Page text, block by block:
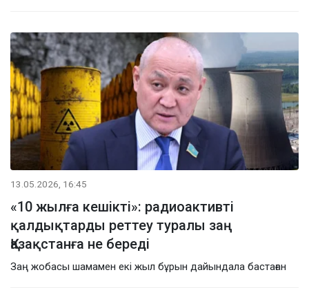
13.05.2026, 16:45
«10 жылға кешікті»: радиоактивті
қалдықтарды реттеу туралы заң
Қазақстанға не береді
Заң жобасы шамамен екі жыл бұрын дайындала бастаған